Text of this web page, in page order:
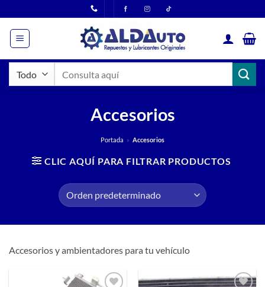
al
contenido
Accesorios
Portada » Accesorios
CLIC AQUÍ PARA FILTRAR PRODUCTOS
Accesorios y ambientadores para tu vehículo